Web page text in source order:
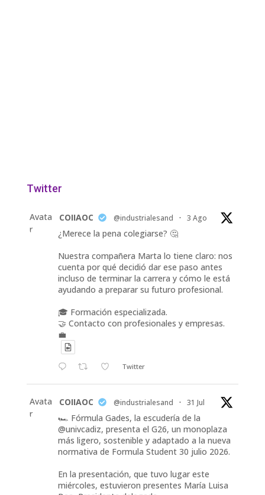
Twitter
Avata
r
COIIAOC @industrialesand · 3 Ago
¿Merece la pena colegiarse? 🤔
Nuestra compañera Marta lo tiene claro: nos
cuenta por qué decidió dar ese paso antes
incluso de terminar la carrera y cómo le está
ayudando a preparar su futuro profesional.
🎓 Formación especializada.
🤝 Contacto con profesionales y empresas.
💼
Twitter
Avata
r
COIIAOC @industrialesand · 31 Jul
🏎️ Fórmula Gades, la escudería de la
@univcadiz, presenta el G26, un monoplaza
más ligero, sostenible y adaptado a la nueva
normativa de Formula Student 30 julio 2026.
En la presentación, que tuvo lugar este
miércoles, estuvieron presentes María Luisa